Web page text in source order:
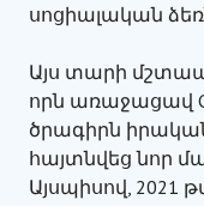
սոցիալական
Այս տարի
որն առաջացավ
ծրագիրն
հայտնվեց նոր
Այսպիսով,